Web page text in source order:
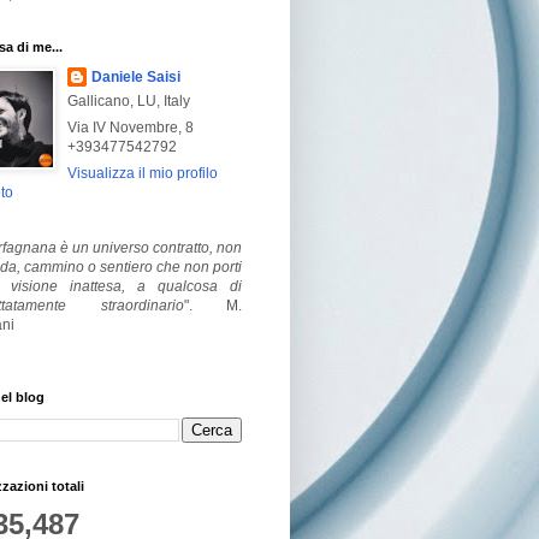
di me...
Daniele Saisi
Gallicano, LU, Italy
Via IV Novembre, 8
+393477542792
Visualizza il mio profilo
è un universo contratto, non
cammino o sentiero che non porti
inattesa, a qualcosa di
straordinario". M.
blog
totali